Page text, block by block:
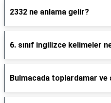
2332 ne anlama gelir?
6. sınıf ingilizce kelimeler
Bulmacada toplardamar